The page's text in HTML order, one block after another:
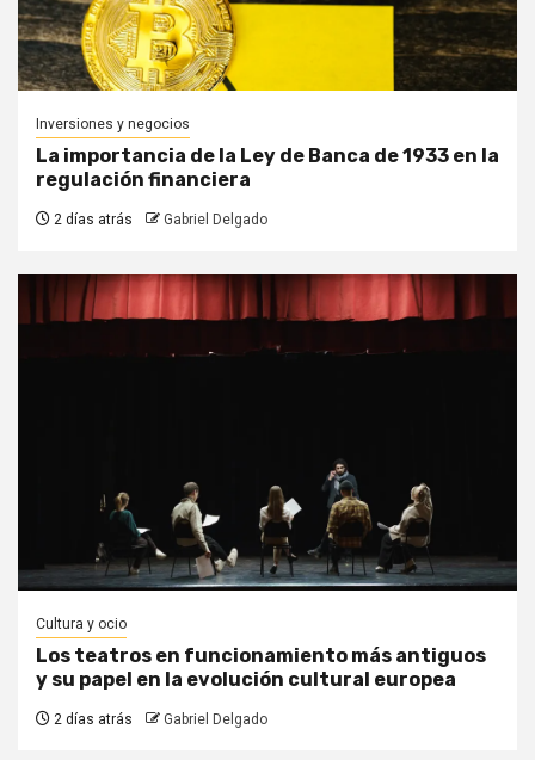
Inversiones y negocios
La importancia de la Ley de Banca de 1933 en la
regulación financiera
2 días atrás Gabriel Delgado
Cultura y ocio
Los teatros en funcionamiento más antiguos
y su papel en la evolución cultural europea
2 días atrás Gabriel Delgado